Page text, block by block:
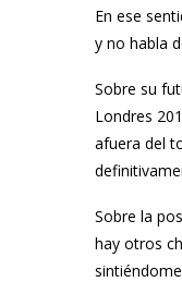
En ese
y no habla
Sobre su
Londres
afuera del
Sobre la
hay otros